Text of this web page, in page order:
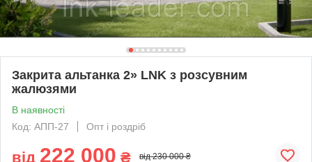
Закрита альтанка 2» LNK з розсувним
жалюзями
В наявності
Код: АПП-27
Опт і роздріб
від 222 000 ₴ від 230 000 ₴